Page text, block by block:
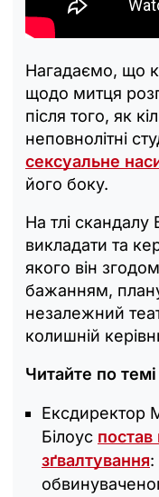
Нагадаємо, що
щодо митця
після того, як
неповнолітні
сексуальне
його боку.
На тлі скандалу
викладати та
якого він
бажанням,
незалежний
колишній
Читайте по темі
Ексдиректор
Білоус
зґвалтування: